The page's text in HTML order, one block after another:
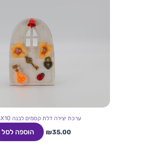
ערכת יצירה דלת קסמים לבנה 6.5X10 ס"מ
₪35.00 הוספה לסל